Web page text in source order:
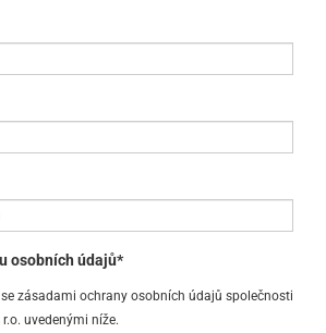
osobních údajů*
zásadami ochrany osobních údajů společnosti
uvedenými níže.